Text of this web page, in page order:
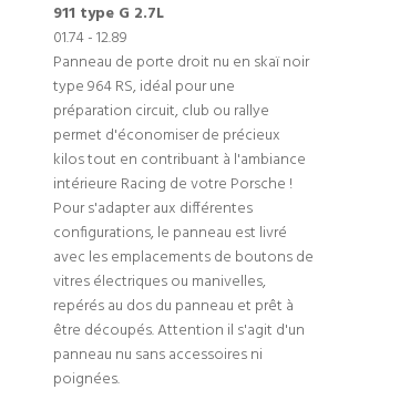
911 type G 2.7L
01.74 - 12.89
Panneau de porte droit nu en skaï noir
type 964 RS, idéal pour une
préparation circuit, club ou rallye
permet d'économiser de précieux
kilos tout en contribuant à l'ambiance
intérieure Racing de votre Porsche !
Pour s'adapter aux différentes
configurations, le panneau est livré
avec les emplacements de boutons de
vitres électriques ou manivelles,
repérés au dos du panneau et prêt à
être découpés. Attention il s'agit d'un
panneau nu sans accessoires ni
poignées.